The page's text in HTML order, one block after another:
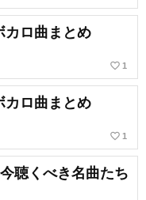
カロ曲まとめ
favorite_border 1
カロ曲まとめ
favorite_border 1
聴くべき名曲たち